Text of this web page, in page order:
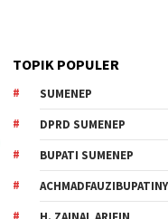
TOPIK POPULER
SUMENEP
DPRD SUMENEP
BUPATI SUMENEP